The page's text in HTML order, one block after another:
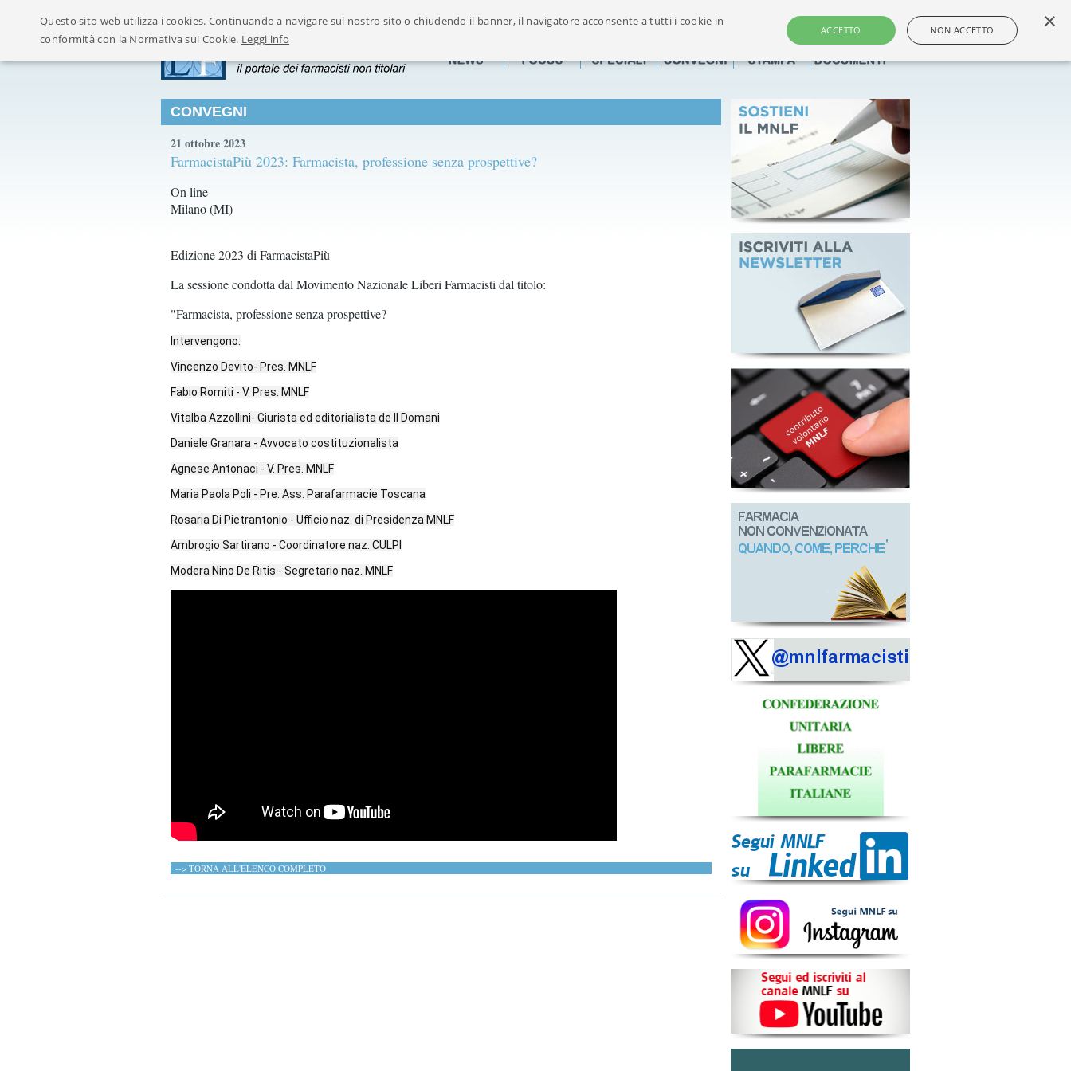
Ufficialmente riconosciuto dalla FOFI componente maggioritaria delle Associazioni e dei farmacisti non titolari italiani
CONVEGNI
21 ottobre 2023
FarmacistaPiù 2023: Farmacista, professione senza prospettive?
On line
Milano (MI)
Edizione 2023 di FarmacistaPiù
La sessione condotta dal Movimento Nazionale Liberi Farmacisti dal titolo:
"Farmacista, professione senza prospettive?
Intervengono:
Vincenzo Devito- Pres. MNLF
Fabio Romiti - V. Pres. MNLF
Vitalba Azzollini- Giurista ed editorialista de Il Domani
Daniele Granara - Avvocato costituzionalista
Agnese Antonaci - V. Pres. MNLF
Maria Paola Poli - Pre. Ass. Parafarmacie Toscana
Rosaria Di Pietrantonio - Ufficio naz. di Presidenza MNLF
Ambrogio Sartirano - Coordinatore naz. CULPI
Modera Nino De Ritis - Segretario naz. MNLF
--> TORNA ALL'ELENCO COMPLETO
Questo sito web utilizza i cookies. Continuando a navigare sul nostro sito o chiudendo il banner, il navigatore acconsente a tutti i cookie in
conformità con la Normativa sui Cookie. Leggi info
ACCETTO NON ACCETTO ×